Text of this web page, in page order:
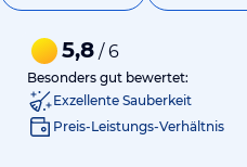
5,8 / 6
Besonders gut bewertet:
Exzellente Sauberkeit
Preis-Leistungs-Verhältnis